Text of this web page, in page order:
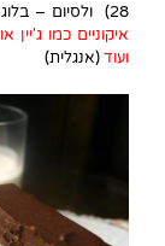
28) ולסיום – בלוג בשם “Paper and Salt”מציע
איקוניים כמו
ועוד(אנגלית)